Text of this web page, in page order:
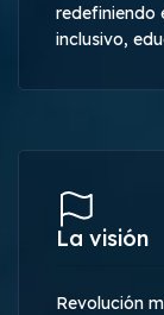
redefiniendo
inclusivo,
La visión
Revolución